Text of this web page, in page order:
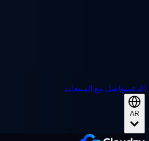
الدعمتواصل مع المبيعات
AR